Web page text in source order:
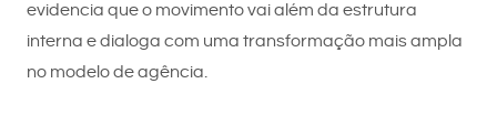
evidencia que o movimento vai além da estrutura
interna e dialoga com uma transformação mais ampla
no modelo de agência.